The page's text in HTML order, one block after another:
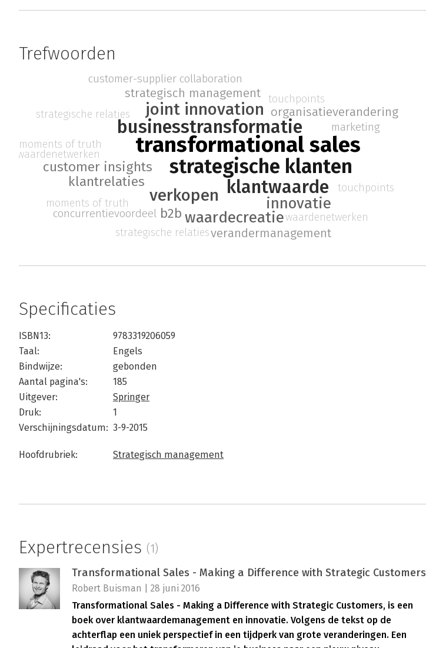
Trefwoorden
transformational sales
strategische klanten
businesstransformatie
klantwaarde
joint innovation
verkopen innovatie
waardecreatie
klantrelaties
customer insights
b2b
strategisch management
organisatieverandering
verandermanagement
customer-supplier collaboration
marketing
concurrentievoordeel waardenetwerken
touchpoints
strategische relaties
moments of truth
waardenetwerken
touchpoints
strategische relaties
moments of truth
Specificaties
ISBN13:
9783319206059
Taal:
Engels
Bindwijze:
gebonden
Aantal pagina's:
185
Uitgever:
Springer
Druk:
1
Verschijningsdatum: 3-9-2015
Hoofdrubriek: Strategisch management
Expertrecensies (1)
Transformational Sales - Making a Difference with Strategic Customers
Robert Buisman | 28 juni 2016
Transformational Sales - Making a Difference with Strategic Customers, is een
boek over klantwaardemanagement en innovatie. Volgens de tekst op de
achterflap een uniek perspectief in een tijdperk van grote veranderingen. Een